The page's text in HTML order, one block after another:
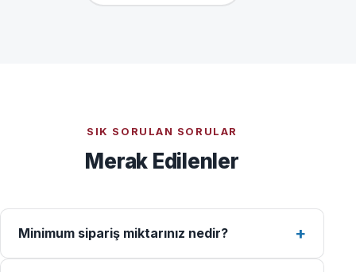
SIK SORULAN SORULAR
Merak Edilenler
Minimum sipariş miktarınız nedir?